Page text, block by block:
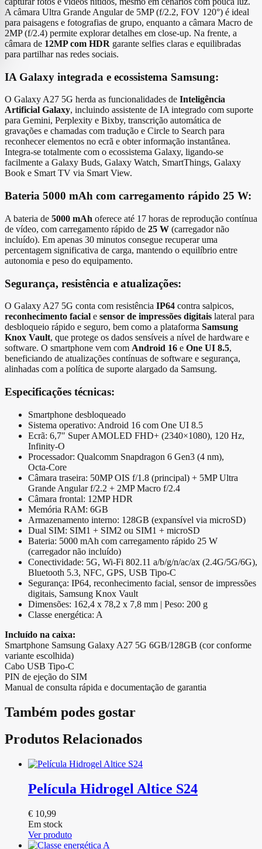
A câmara Ultra Grande Angular de 5MP (f/2.2, FOV 120°) é ideal
para paisagens e fotografias de grupo, enquanto a câmara Macro de
2MP (f/2.4) permite explorar detalhes em close‑up. Na frente, a
câmara de 12MP com HDR garante selfies claras e equilibradas
para partilhar nas redes sociais.
IA Galaxy integrada e ecossistema Samsung:
O Galaxy A27 5G herda as funcionalidades de Inteligência
Artificial Galaxy, incluindo assistente de IA integrado com suporte
para Gemini, Perplexity e Bixby, transcrição automática de
gravações e chamadas com tradução e Circle to Search para
reconhecer elementos no ecrã e obter informação instantânea.
Integra‑se totalmente com o ecossistema Galaxy, ligando‑se
facilmente a Galaxy Buds, Galaxy Watch, SmartThings, Galaxy
Book e Smart TV via Smart View.
Bateria 5000 mAh com carregamento rápido 25 W:
A bateria de 5000 mAh oferece até 17 horas de reprodução contínua
de vídeo, com carregamento rápido de 25 W (carregador não
incluído). Em apenas 30 minutos consegue recuperar uma
percentagem significativa de carga, mantendo o equilíbrio entre
autonomia e peso do equipamento.
Segurança, resistência e atualizações:
O Galaxy A27 5G conta com resistência IP64 contra salpicos,
reconhecimento facial e sensor de impressões digitais lateral para
desbloqueio rápido e seguro, bem como a plataforma Samsung
Knox Vault, que protege os dados sensíveis a nível de hardware e
software. O smartphone vem com Android 16 e One UI 8.5,
beneficiando de atualizações contínuas de software e segurança,
alinhadas com a política de suporte alargado da Samsung.
Especificações técnicas:
Smartphone desbloqueado
Sistema operativo: Android 16 com One UI 8.5
Ecrã: 6,7″ Super AMOLED FHD+ (2340×1080), 120 Hz,
Infinity‑O
Processador: Qualcomm Snapdragon 6 Gen3 (4 nm),
Octa‑Core
Câmara traseira: 50MP OIS f/1.8 (principal) + 5MP Ultra
Grande Angular f/2.2 + 2MP Macro f/2.4
Câmara frontal: 12MP HDR
Memória RAM: 6GB
Armazenamento interno: 128GB (expansível via microSD)
Dual SIM: SIM1 + SIM2 ou SIM1 + microSD
Bateria: 5000 mAh com carregamento rápido 25 W
(carregador não incluído)
Conectividade: 5G, Wi‑Fi 802.11 a/b/g/n/ac/ax (2.4G/5G/6G),
Bluetooth 5.3, NFC, GPS, USB Tipo‑C
Segurança: IP64, reconhecimento facial, sensor de impressões
digitais, Samsung Knox Vault
Dimensões: 162,4 x 78,2 x 7,8 mm | Peso: 200 g
Classe energética: A
Incluído na caixa:
Smartphone Samsung Galaxy A27 5G 6GB/128GB (cor conforme
variante escolhida)
Cabo USB Tipo‑C
PIN de ejeção do SIM
Manual de consulta rápida e documentação de garantia
Também podes gostar
Produtos Relacionados
Película Hidrogel Altice S24
€ 10,99
Em stock
Ver produto